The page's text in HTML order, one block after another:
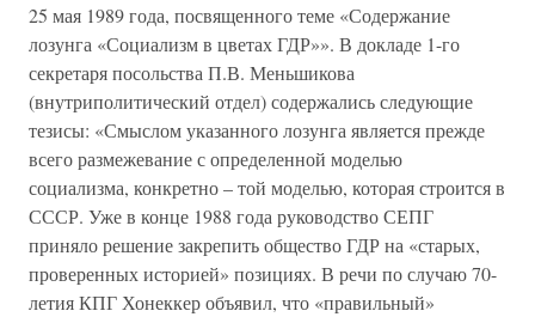
25 мая 1989 года, посвященного теме «Содержание
лозунга «Социализм в цветах ГДР»». В докладе 1-го
секретаря посольства П.В. Меньшикова
(внутриполитический отдел) содержались следующие
тезисы: «Смыслом указанного лозунга является прежде
всего размежевание с определенной моделью
социализма, конкретно – той моделью, которая строится в
СССР. Уже в конце 1988 года руководство СЕПГ
приняло решение закрепить общество ГДР на «старых,
проверенных историей» позициях. В речи по случаю 70-
летия КПГ Хонеккер объявил, что «правильный»